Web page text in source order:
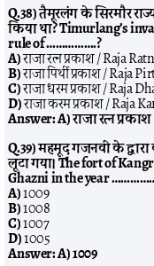
Q.38) तैमूरलंग के सिरमौर
किया था? Timurlang’s
rule of …………….?
A)राजा रत्न प्रकाश / Raja
B)राजा पिर्थी प्रकाश / Raja
C)राजा धरम प्रकाश / Raja
D)राजा करम प्रकाश / Raja
Answer:A) राजा रत्न
Q.39) महमूद गजनवी के
लूटा गया। The fort of
Ghazni in the year
A)1009
B)1008
C)1007
D)1005
Answer:A) 1009